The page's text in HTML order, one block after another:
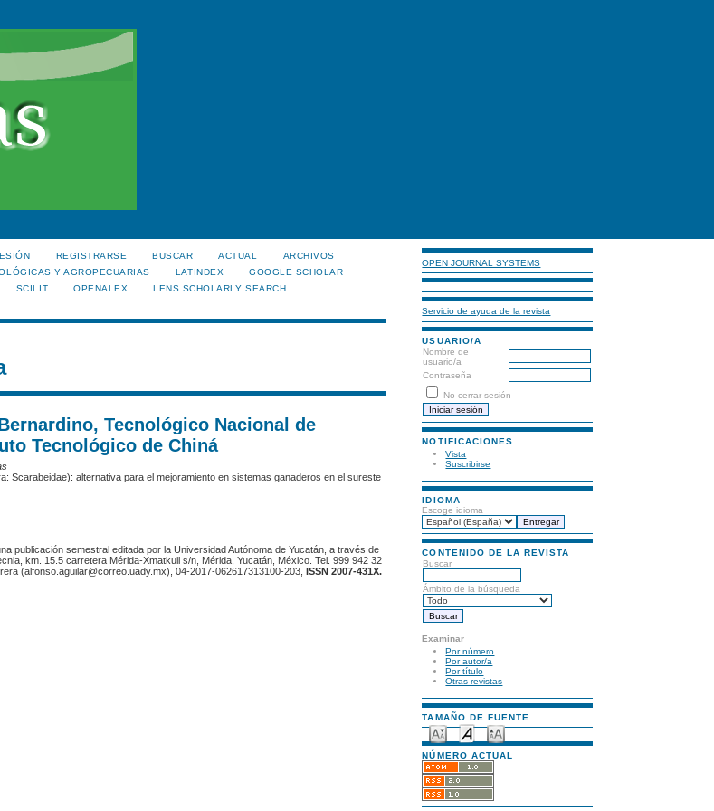
OPEN JOURNAL SYSTEMS
Servicio de ayuda de la revista
USUARIO/A
Nombre de
usuario/a
Contraseña
No cerrar sesión
NOTIFICACIONES
Vista
Suscribirse
IDIOMA
Escoge idioma
CONTENIDO DE LA REVISTA
Buscar
Ámbito de la búsqueda
Examinar
Por número
Por autor/a
Por título
Otras revistas
TAMAÑO DE FUENTE
NÚMERO ACTUAL
REGISTRARSE BUSCAR ACTUAL
ARCHIVOS
Y AGROPECUARIAS LATINDEX
GOOGLE SCHOLAR
SCILIT OPENALEX
LENS SCHOLARLY SEARCH
Tecnológico Nacional de
Tecnológico de Chiná
Scarabeidae): alternativa para el mejoramiento en sistemas ganaderos en el sureste
publicación semestral editada por la Universidad Autónoma de Yucatán, a través de
km. 15.5 carretera Mérida-Xmatkuil s/n, Mérida, Yucatán, México. Tel. 999 942 32
(alfonso.aguilar@correo.uady.mx), 04-2017-062617313100-203,ISSN 2007-431X.